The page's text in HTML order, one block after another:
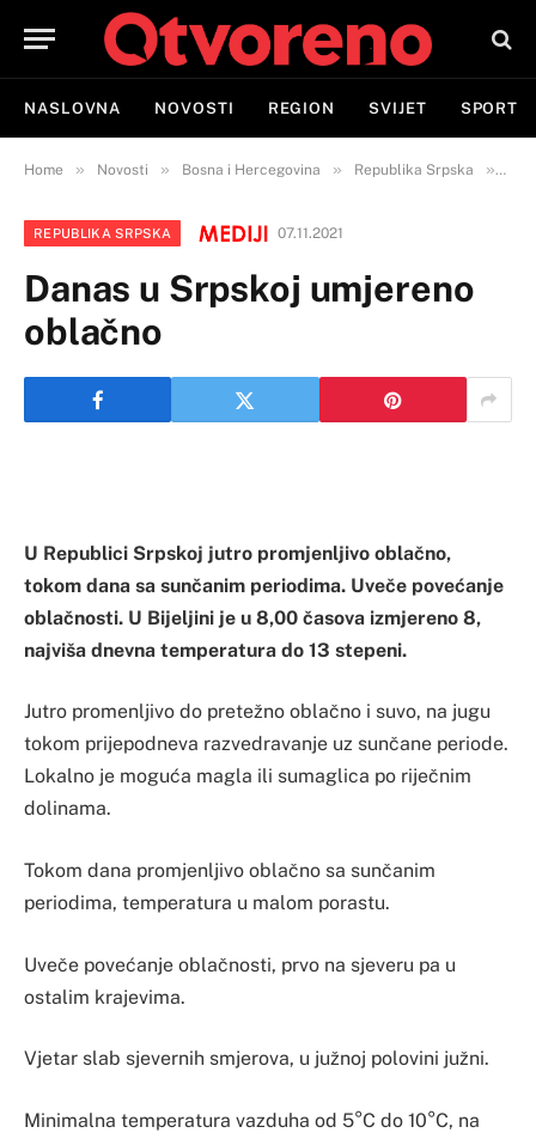
NASLOVNA NOVOSTI REGION SVIJET SPORT
Home » Novosti » Bosna i Hercegovina » Republika Srpska »
REPUBLIKA SRPSKA 07.11.2021
Danas u Srpskoj umjereno
oblačno
U Republici Srpskoj jutro promjenljivo oblačno,
tokom dana sa sunčanim periodima. Uveče povećanje
oblačnosti. U Bijeljini je u 8,00 časova izmjereno 8,
najviša dnevna temperatura do 13 stepeni.
Jutro promenljivo do pretežno oblačno i suvo, na jugu
tokom prijepodneva razvedravanje uz sunčane periode.
Lokalno je moguća magla ili sumaglica po riječnim
dolinama.
Tokom dana promjenljivo oblačno sa sunčanim
periodima, temperatura u malom porastu.
Uveče povećanje oblačnosti, prvo na sjeveru pa u
ostalim krajevima.
Vjetar slab sjevernih smjerova, u južnoj polovini južni.
Minimalna temperatura vazduha od 5°C do 10°C, na